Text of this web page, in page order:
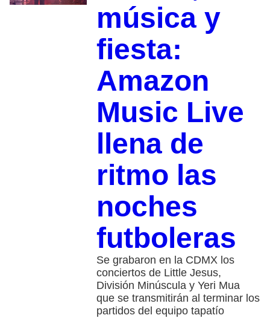
música y
fiesta:
Amazon
Music Live
llena de
ritmo las
noches
futboleras
Se grabaron en la CDMX los
conciertos de Little Jesus,
División Minúscula y Yeri Mua
que se transmitirán al terminar los
partidos del equipo tapatío